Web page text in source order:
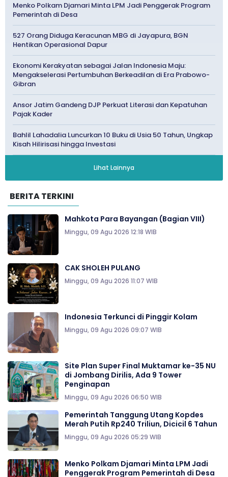
Menko Polkam Djamari Minta LPM Jadi Penggerak Program
Pemerintah di Desa
527 Orang Diduga Keracunan MBG di Jayapura, BGN
Hentikan Operasional Dapur
Ekonomi Kerakyatan sebagai Jalan Indonesia Maju:
Mengakselerasi Pertumbuhan Berkeadilan di Era Prabowo-
Gibran
Ansor Jatim Gandeng DJP Perkuat Literasi dan Kepatuhan
Pajak Kader
Bahlil Lahadalia Luncurkan 10 Buku di Usia 50 Tahun, Ungkap
Kisah Hilirisasi hingga Investasi
Lihat Lainnya
BERITA TERKINI
Mahkota Para Bayangan (Bagian VIII)
Minggu, 09 Agu 2026 12:18 WIB
CAK SHOLEH PULANG
Minggu, 09 Agu 2026 11:07 WIB
Indonesia Terkunci di Pinggir Kolam
Minggu, 09 Agu 2026 09:07 WIB
Site Plan Super Final Muktamar ke-35 NU
di Jombang Dirilis, Ada 9 Tower
Penginapan
Minggu, 09 Agu 2026 06:50 WIB
Pemerintah Tanggung Utang Kopdes
Merah Putih Rp240 Triliun, Dicicil 6 Tahun
Minggu, 09 Agu 2026 05:29 WIB
Menko Polkam Djamari Minta LPM Jadi
Penggerak Program Pemerintah di Desa